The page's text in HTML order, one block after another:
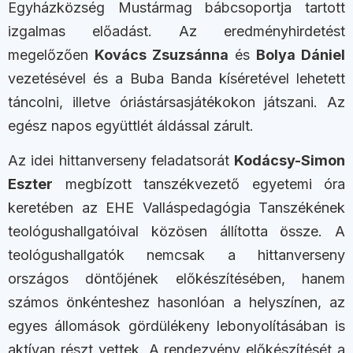
Egyházközség Mustármag bábcsoportja tartott
izgalmas előadást. Az eredményhirdetést
megelőzően Kovács Zsuzsánna és Bolya Dániel
vezetésével és a Buba Banda kíséretével lehetett
táncolni, illetve óriástársasjátékokon játszani. Az
egész napos együttlét áldással zárult.
Az idei hittanverseny feladatsorát Kodácsy-Simon
Eszter megbízott tanszékvezető egyetemi óra
keretében az EHE Valláspedagógia Tanszékének
teológushallgatóival közösen állította össze. A
teológushallgatók nemcsak a hittanverseny
országos döntőjének előkészítésében, hanem
számos önkénteshez hasonlóan a helyszínen, az
egyes állomások gördülékeny lebonyolításában is
aktívan részt vettek. A rendezvény előkészítését a